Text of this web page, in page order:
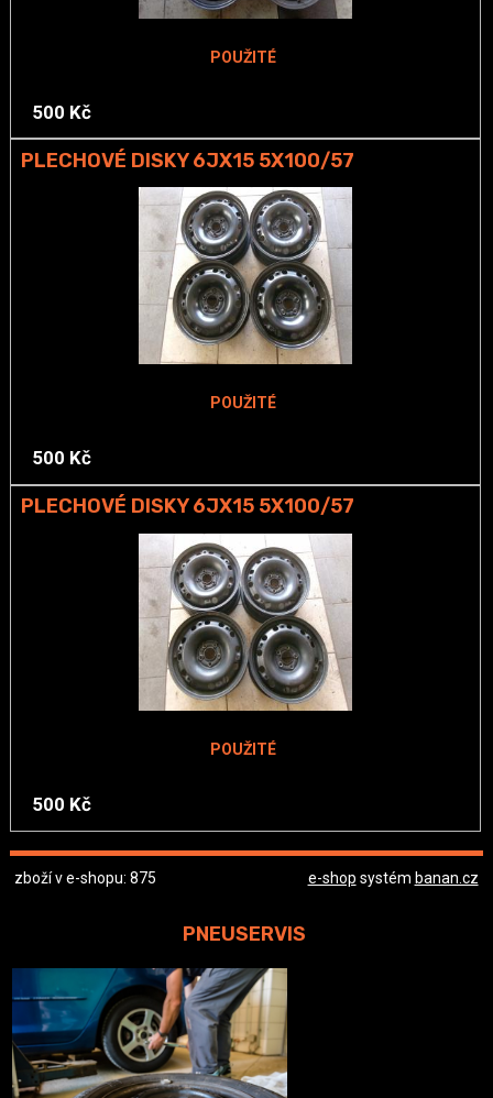
POUŽITÉ
500 Kč
PLECHOVÉ DISKY 6JX15 5X100/57
POUŽITÉ
500 Kč
PLECHOVÉ DISKY 6JX15 5X100/57
POUŽITÉ
500 Kč
zboží v e-shopu: 875 e-shop systém banan.cz
PNEUSERVIS